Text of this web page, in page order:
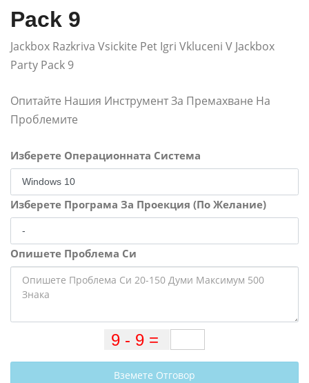
Pack 9
Jackbox Razkriva Vsickite Pet Igri Vkluceni V Jackbox
Party Pack 9
Опитайте Нашия Инструмент За Премахване На
Проблемите
Изберете Операционната Система
Изберете Програма За Проекция (По Желание)
Опишете Проблема Си
Вземете Отговор